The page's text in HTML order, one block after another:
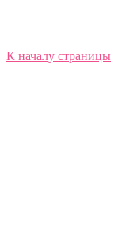
К началу страницы